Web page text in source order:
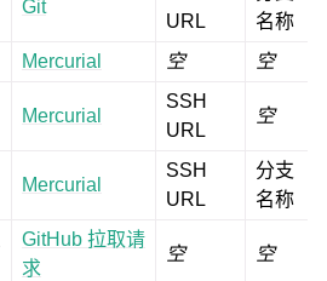
Git
URL
名称
Mercurial 空 空
Mercurial
SSH
URL
空
Mercurial
SSH
URL
分支
名称
GitHub 拉取请
求
空 空